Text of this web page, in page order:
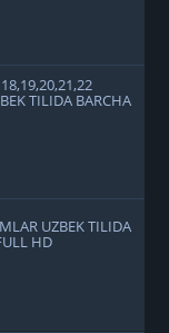
TILIDA BARCHA
UZBEK TILIDA
HD